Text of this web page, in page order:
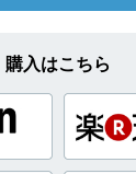
購入はこちら